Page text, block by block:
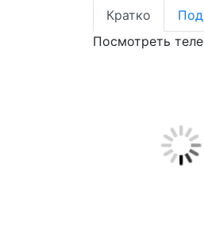
Кратко
Посмотреть